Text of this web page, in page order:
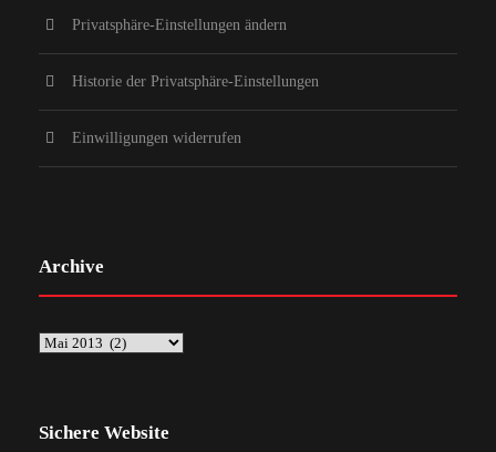
Privatsphäre-Einstellungen ändern
Historie der Privatsphäre-Einstellungen
Einwilligungen widerrufen
Archive
Sichere Website